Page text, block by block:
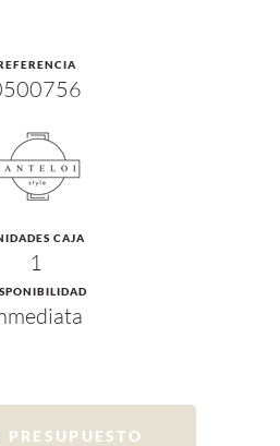
CAJA
1
PRESUPUESTO